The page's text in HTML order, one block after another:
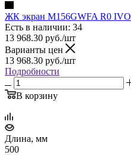
ЖК экран M156GWFA R0 IVO
Есть в наличии: 34
13 968.30 руб./шт
Варианты цен
13 968.30 руб./шт
Подробности
В корзину
Длина, мм
500